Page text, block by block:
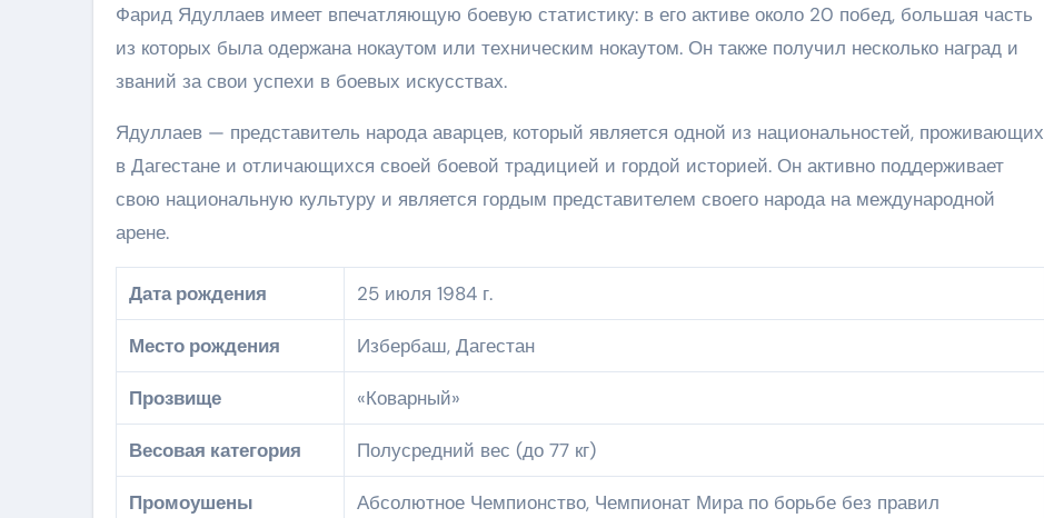
Фарид Ядуллаев имеет впечатляющую боевую статистику: в его активе около 20 побед, большая часть
из которых была одержана нокаутом или техническим нокаутом. Он также получил несколько наград и
званий за свои успехи в боевых искусствах.
Ядуллаев — представитель народа аварцев, который является одной из национальностей, проживающих
в Дагестане и отличающихся своей боевой традицией и гордой историей. Он активно поддерживает
свою национальную культуру и является гордым представителем своего народа на международной
арене.
Дата рождения 25 июля 1984 г.
Место рождения Избербаш, Дагестан
Прозвище «Коварный»
Весовая категория Полусредний вес (до 77 кг)
Промоушены Абсолютное Чемпионство, Чемпионат Мира по борьбе без правил